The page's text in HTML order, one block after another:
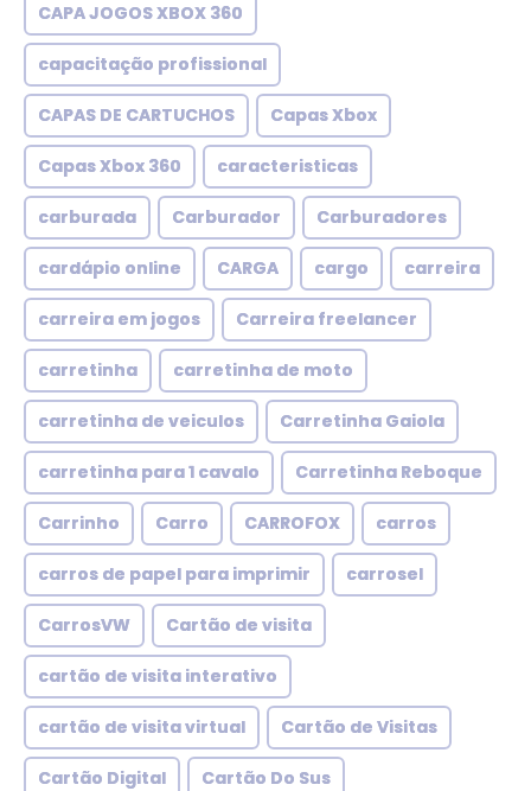
CAPA JOGOS XBOX 360
capacitação profissional
CAPAS DE CARTUCHOS Capas Xbox
Capas Xbox 360 caracteristicas
carburada Carburador Carburadores
cardápio online CARGA cargo carreira
carreira em jogos Carreira freelancer
carretinha carretinha de moto
carretinha de veiculos Carretinha Gaiola
carretinha para 1 cavalo Carretinha Reboque
Carrinho Carro CARROFOX carros
carros de papel para imprimir carrosel
CarrosVW Cartão de visita
cartão de visita interativo
cartão de visita virtual Cartão de Visitas
Cartão Digital Cartão Do Sus